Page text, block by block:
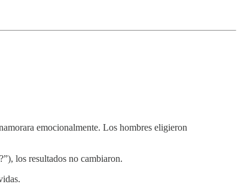
emocionalmente. Los hombres eligieron
los resultados no cambiaron.